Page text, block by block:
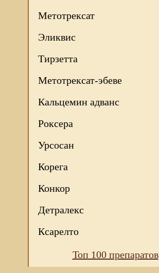
Метотрексат
Эликвис
Тирзетта
Метотрексат-эбеве
Кальцемин адванс
Роксера
Урсосан
Корега
Конкор
Детралекс
Ксарелто
Топ 100 препаратов